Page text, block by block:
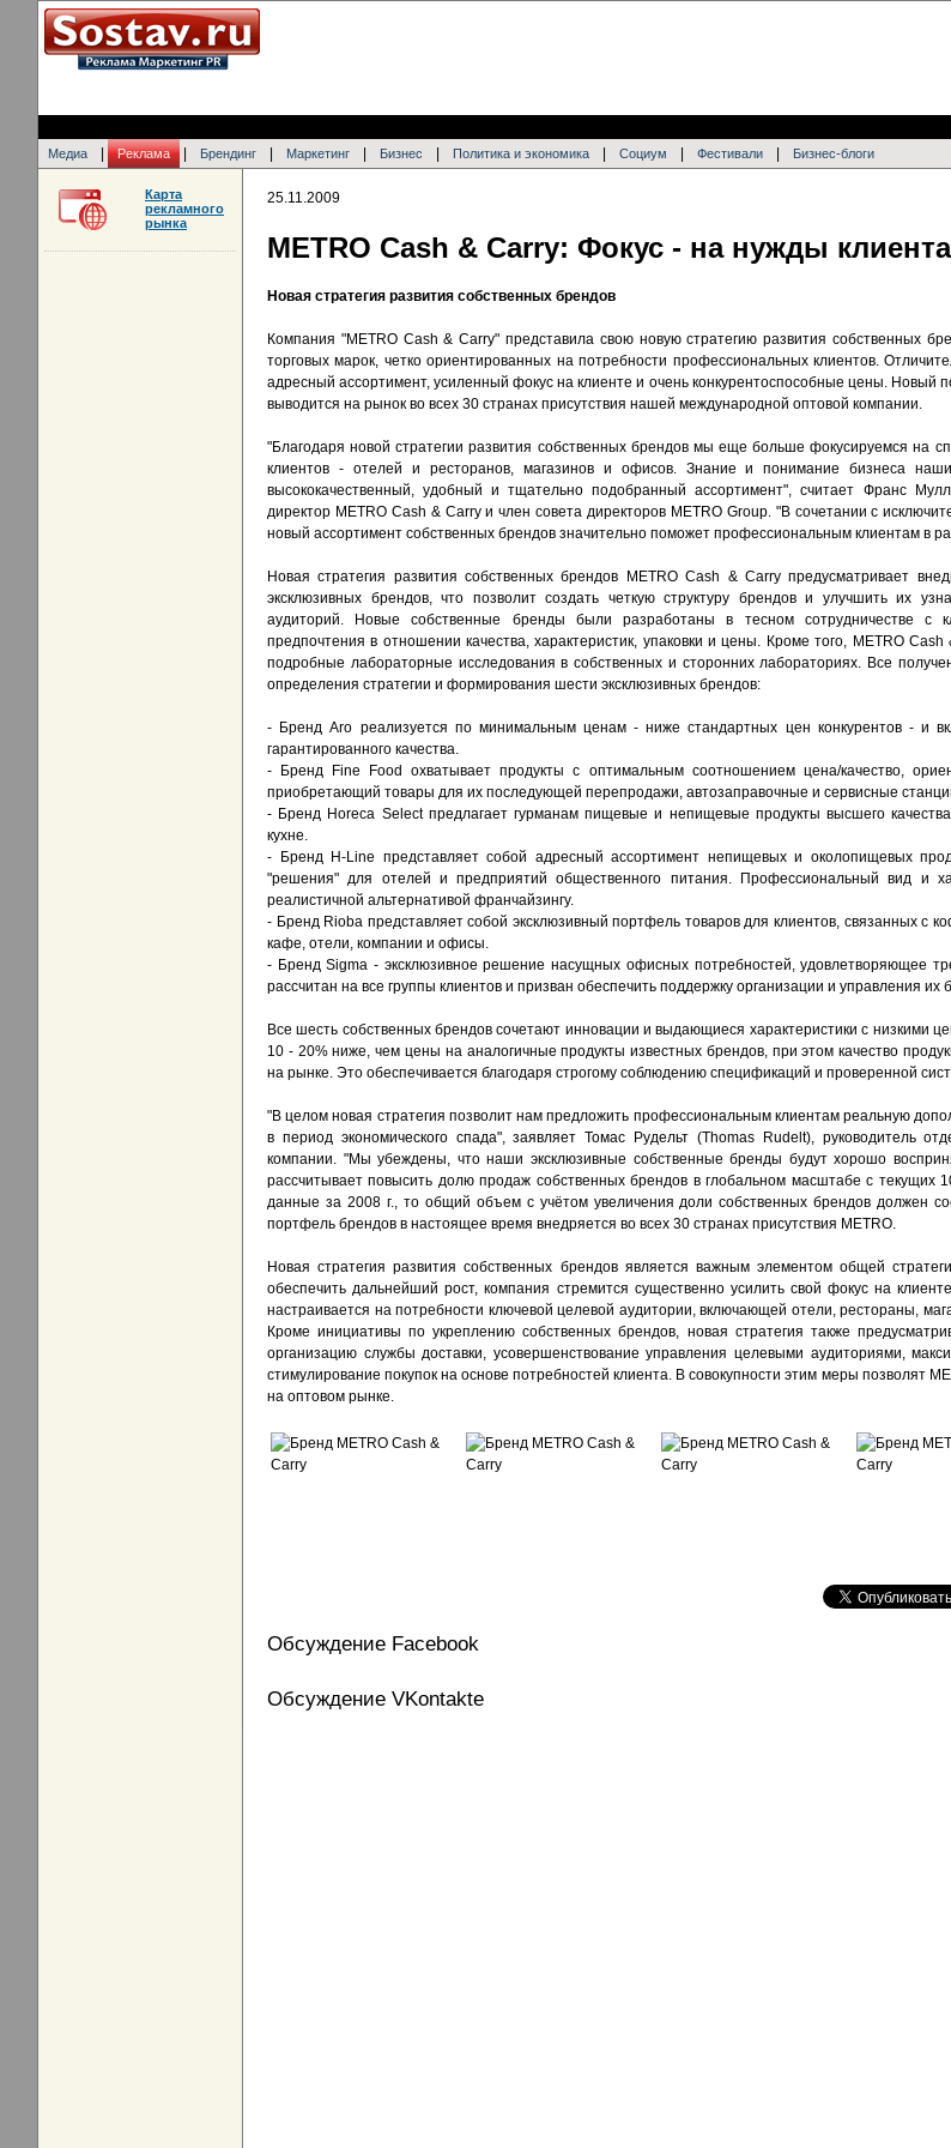
Медиа Реклама Брендинг Маркетинг Бизнес Политика и экономика Социум Фестивали Бизнес-блоги
25.11.2009
METRO Cash & Carry: Фокус - на нужды клиента
Новая стратегия развития собственных брендов
Компания "METRO Cash & Carry" представила свою новую стратегию развития собственных
торговых марок, четко ориентированных на потребности профессиональных клиентов.
адресный ассортимент, усиленный фокус на клиенте и очень конкурентоспособные цены. Новый
выводится на рынок во всех 30 странах присутствия нашей международной оптовой компании.
"Благодаря новой стратегии развития собственных брендов мы еще больше фокусируемся на
клиентов - отелей и ресторанов, магазинов и офисов. Знание и понимание бизнеса
высококачественный, удобный и тщательно подобранный ассортимент", считает Франс
директор METRO Cash & Carry и член совета директоров METRO Group. "В сочетании с
новый ассортимент собственных брендов значительно поможет профессиональным клиентам в
Новая стратегия развития собственных брендов METRO Cash & Carry предусматривает
эксклюзивных брендов, что позволит создать четкую структуру брендов и улучшить их
аудиторий. Новые собственные бренды были разработаны в тесном сотрудничестве с
предпочтения в отношении качества, характеристик, упаковки и цены. Кроме того, METRO
подробные лабораторные исследования в собственных и сторонних лабораториях. Все
определения стратегии и формирования шести эксклюзивных брендов:
- Бренд Aro реализуется по минимальным ценам - ниже стандартных цен конкурентов - и
гарантированного качества.
- Бренд Fine Food охватывает продукты с оптимальным соотношением цена/качество,
приобретающий товары для их последующей перепродажи, автозаправочные и сервисные
- Бренд Horeca Select предлагает гурманам пищевые и непищевые продукты высшего
кухне.
- Бренд H-Line представляет собой адресный ассортимент непищевых и околопищевых
"решения" для отелей и предприятий общественного питания. Профессиональный вид и
реалистичной альтернативой франчайзингу.
- Бренд Rioba представляет собой эксклюзивный портфель товаров для клиентов, связанных с
кафе, отели, компании и офисы.
- Бренд Sigma - эксклюзивное решение насущных офисных потребностей, удовлетворяющее
рассчитан на все группы клиентов и призван обеспечить поддержку организации и управления их
Все шесть собственных брендов сочетают инновации и выдающиеся характеристики с низкими
10 - 20% ниже, чем цены на аналогичные продукты известных брендов, при этом качество
на рынке. Это обеспечивается благодаря строгому соблюдению спецификаций и проверенной
"В целом новая стратегия позволит нам предложить профессиональным клиентам реальную
в период экономического спада", заявляет Томас Рудельт (Thomas Rudelt), руководитель
компании. "Мы убеждены, что наши эксклюзивные собственные бренды будут хорошо
рассчитывает повысить долю продаж собственных брендов в глобальном масштабе с текущих
данные за 2008 г., то общий объем с учётом увеличения доли собственных брендов должен
портфель брендов в настоящее время внедряется во всех 30 странах присутствия METRO.
Новая стратегия развития собственных брендов является важным элементом общей
обеспечить дальнейший рост, компания стремится существенно усилить свой фокус на
настраивается на потребности ключевой целевой аудитории, включающей отели, рестораны,
Кроме инициативы по укреплению собственных брендов, новая стратегия также
организацию службы доставки, усовершенствование управления целевыми аудиториями,
стимулирование покупок на основе потребностей клиента. В совокупности этим меры позволят
на оптовом рынке.
Обсуждение Facebook
Обсуждение VKontakte
Карта
рекламного
рынка